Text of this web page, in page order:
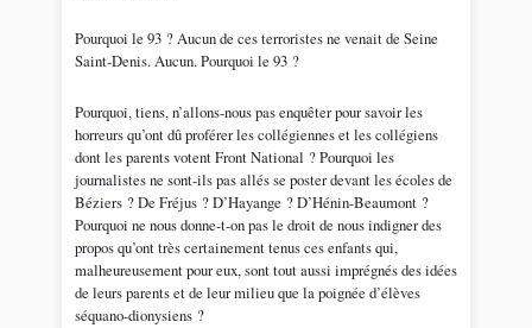
Pourquoi le 93 ? Aucun de ces terroristes ne venait de Seine
Saint-Denis. Aucun. Pourquoi le 93 ?
Pourquoi, tiens, n’allons-nous pas enquêter pour savoir les
horreurs qu’ont dû proférer les collégiennes et les collégiens
dont les parents votent Front National ? Pourquoi les
journalistes ne sont-ils pas allés se poster devant les écoles de
Béziers ? De Fréjus ? D’Hayange ? D’Hénin-Beaumont ?
Pourquoi ne nous donne-t-on pas le droit de nous indigner des
propos qu’ont très certainement tenus ces enfants qui,
malheureusement pour eux, sont tout aussi imprégnés des idées
de leurs parents et de leur milieu que la poignée d’élèves
séquano-dionysiens ?